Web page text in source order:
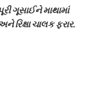
ગૂસાઈને માથામાં
ચાલક ફરાર.